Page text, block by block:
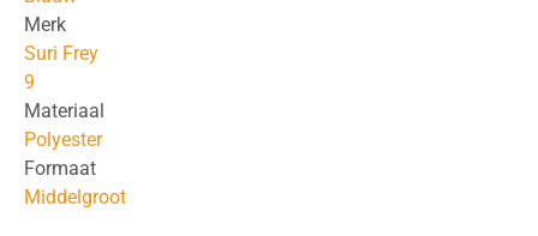
Merk
Suri Frey
9
Materiaal
Polyester
Formaat
Middelgroot